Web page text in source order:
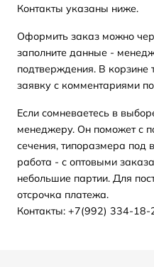
Контакты указаны ниже.
Оформить заказ можно
заполните данные -
подтверждения. В корзине
заявку с комментариями
Если сомневаетесь в
менеджеру. Он поможет с
сечения, типоразмера под
работа - с оптовыми
небольшие партии. Для
отсрочка платежа.
Контакты: +7(992) 334-18-